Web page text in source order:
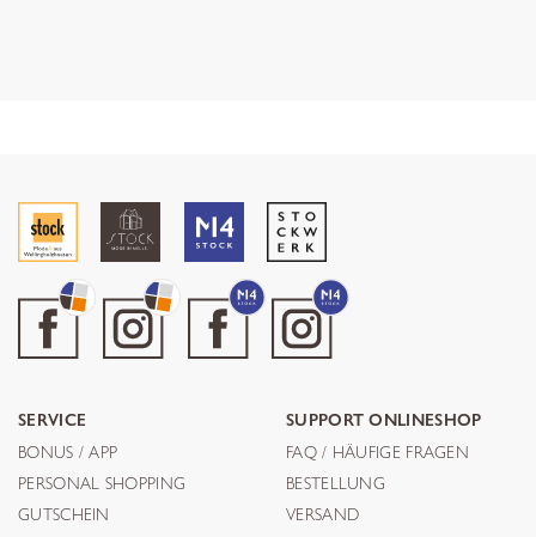
SERVICE
BONUS / APP
PERSONAL SHOPPING
GUTSCHEIN
SUPPORT ONLINESHOP
FAQ / HÄUFIGE FRAGEN
BESTELLUNG
VERSAND